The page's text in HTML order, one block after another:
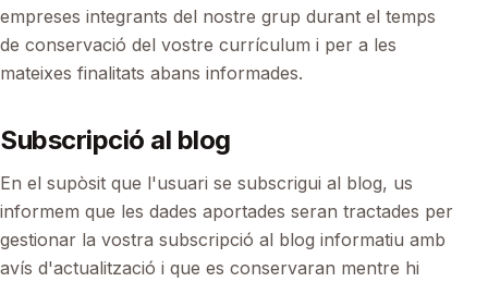
empreses integrants del nostre grup durant el temps
de conservació del vostre currículum i per a les
mateixes finalitats abans informades.
Subscripció al blog
En el supòsit que l'usuari se subscrigui al blog, us
informem que les dades aportades seran tractades per
gestionar la vostra subscripció al blog informatiu amb
avís d'actualització i que es conservaran mentre hi